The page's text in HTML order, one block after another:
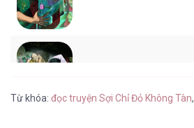
Từ khóa: đọc truyện Sợi Chỉ Đỏ Không Tàn,